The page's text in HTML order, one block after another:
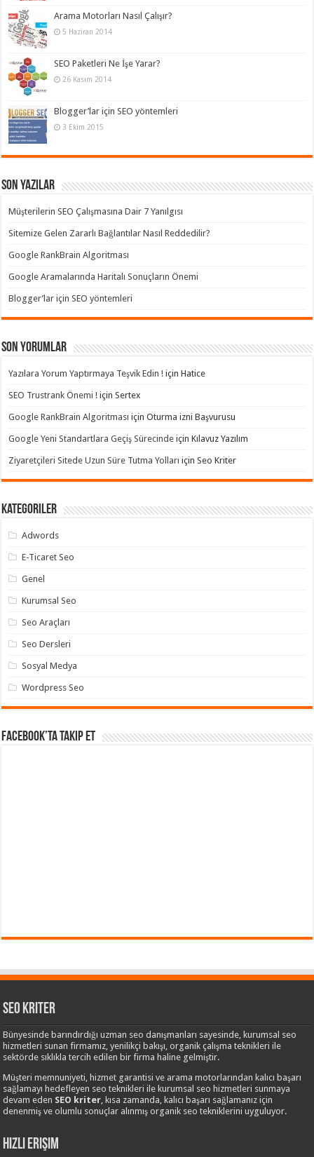
Arama Motorları Nasıl Çalışır?
5 Haziran 2014
SEO Paketleri Ne İşe Yarar?
26 Kasım 2014
Blogger’lar için SEO yöntemleri
3 Ekim 2015
Son Yazılar
Müşterilerin SEO Çalışmasına Dair 7 Yanılgısı
Sitemize Gelen Zararlı Bağlantılar Nasıl Reddedilir?
Google RankBrain Algoritması
Google Aramalarında Haritalı Sonuçların Önemi
Blogger’lar için SEO yöntemleri
Son yorumlar
Yazılara Yorum Yaptırmaya Teşvik Edin ! içinHatice
SEO Trustrank Önemi ! içinSertex
Google RankBrain Algoritması içinOturma izni Başvurusu
Google Yeni Standartlara Geçiş Sürecinde içinKılavuz Yazılım
Ziyaretçileri Sitede Uzun Süre Tutma Yolları içinSeo Kriter
Kategoriler
Adwords
E-Ticaret Seo
Genel
Kurumsal Seo
Seo Araçları
Seo Dersleri
Sosyal Medya
Wordpress Seo
Facebook’ta takip et
Seo Kriter
Bünyesinde barındırdığı uzman seo danışmanları sayesinde, kurumsal seo
hizmetleri sunan firmamız, yenilikçi bakışı, organik çalışma teknikleri ile
sektörde sıklıkla tercih edilen bir firma haline gelmiştir.
Müşteri memnuniyeti, hizmet garantisi ve arama motorlarından kalıcı başarı
sağlamayı hedefleyen seo teknikleri ile kurumsal seo hizmetleri sunmaya
devam eden SEO kriter, kısa zamanda, kalıcı başarı sağlamanız için
denenmiş ve olumlu sonuçlar alınmış organik seo tekniklerini uyguluyor.
Hızlı Erişim